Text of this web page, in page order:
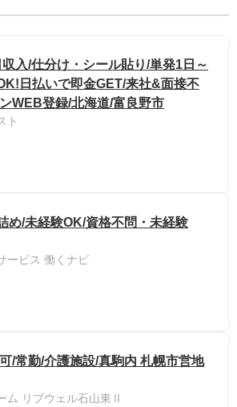
入/仕分け・シール貼り/単発1日～
日払いで即金GET/来社&面接不
WEB登録/北海道/富良野市
ト
め/未経験OK/資格不問・未経験
ービス 働くナビ
/常勤/介護施設/真駒内 札幌市営地
ム リブウェル石山東Ⅱ